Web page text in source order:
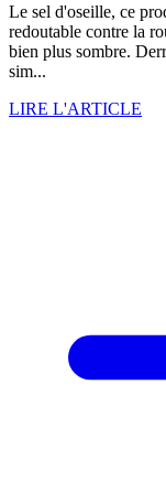
Le sel d'oseille, ce
redoutable contre la
bien plus sombre.
sim...
LIRE L'ARTICLE